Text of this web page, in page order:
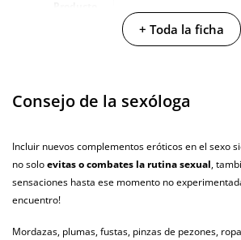
Envío discreto Paquete discreto y
Producto
original
recibo?
+ Toda la ficha
Consejo de la sexóloga
Incluir nuevos complementos eróticos en el sexo
no soloevitas o combates la rutina sexual,
sensaciones hasta ese momento no
encuentro!
Mordazas, plumas, fustas, pinzas de pezones,